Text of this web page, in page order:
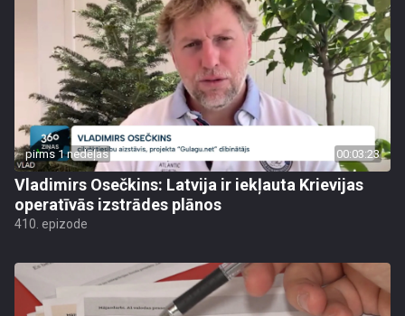
pirms 1 nedēļas 00:03:23
Vladimirs Osečkins: Latvija ir iekļauta Krievijas
operatīvās izstrādes plānos
410. epizode